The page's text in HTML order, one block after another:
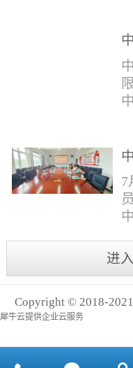
7
进
Copyright © 2018-
犀牛云提供企业云服务